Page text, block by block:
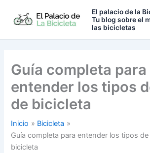
El palacio de la
Tu blog sobre el
las bicicletas
Guía completa para
entender los tipos
de bicicleta
Inicio
Bicicleta
Guía completa para entender los tipos
bicicleta